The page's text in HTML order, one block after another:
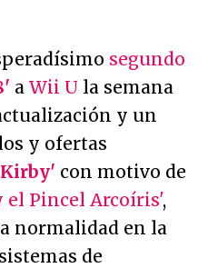
segundo
a Wii U la semana
y un
y ofertas
con motivo de
el Pincel Arcoíris',
normalidad en la
de